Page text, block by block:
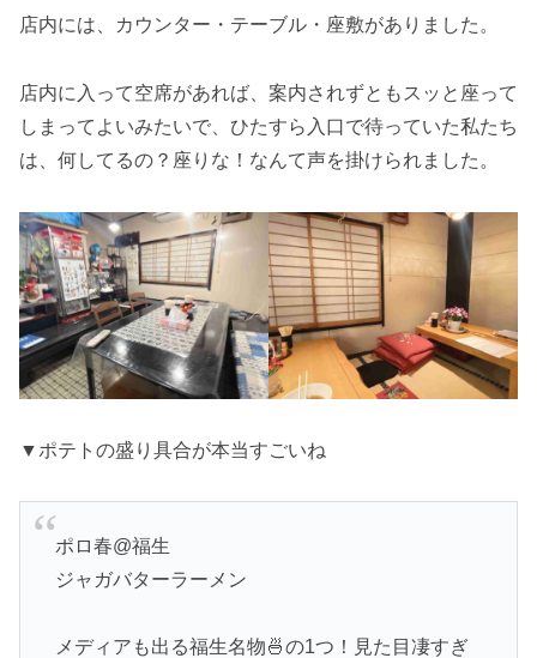
店内には、カウンター・テーブル・座敷がありました。
店内に入って空席があれば、案内されずともスッと座って
しまってよいみたいで、ひたすら入口で待っていた私たち
は、何してるの？座りな！なんて声を掛けられました。
▼ポテトの盛り具合が本当すごいね
ポロ春@福生
ジャガバターラーメン
メディアも出る福生名物🍜の1つ！見た目凄すぎ